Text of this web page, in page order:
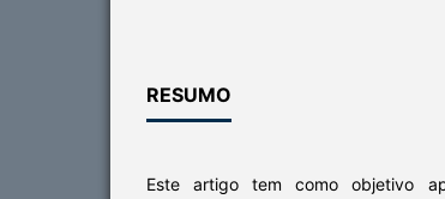
RESUMO
Este artigo tem como objetivo